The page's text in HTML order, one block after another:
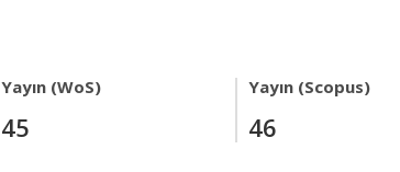
Yayın (WoS)
45
Yayın (Scopus)
46